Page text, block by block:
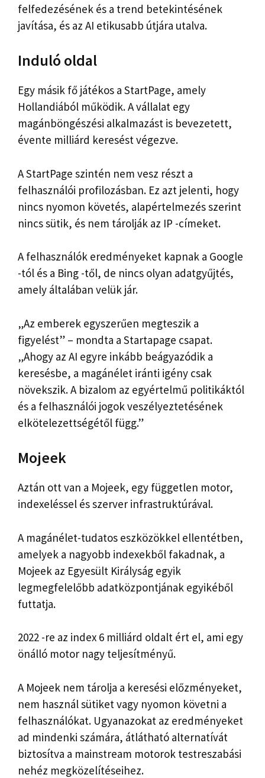
felfedezésének és a trend betekintésének
javítása, és az AI etikusabb útjára utalva.
Induló oldal
Egy másik fő játékos a StartPage, amely
Hollandiából működik. A vállalat egy
magánböngészési alkalmazást is bevezetett,
évente milliárd keresést végezve.
A StartPage szintén nem vesz részt a
felhasználói profilozásban. Ez azt jelenti, hogy
nincs nyomon követés, alapértelmezés szerint
nincs sütik, és nem tárolják az IP -címeket.
A felhasználók eredményeket kapnak a Google
-tól és a Bing -től, de nincs olyan adatgyűjtés,
amely általában velük jár.
„Az emberek egyszerűen megteszik a
figyelést” – mondta a Startapage csapat.
„Ahogy az AI egyre inkább beágyazódik a
keresésbe, a magánélet iránti igény csak
növekszik. A bizalom az egyértelmű politikáktól
és a felhasználói jogok veszélyeztetésének
elkötelezettségétől függ.”
Mojeek
Aztán ott van a Mojeek, egy független motor,
indexeléssel és szerver infrastruktúrával.
A magánélet-tudatos eszközökkel ellentétben,
amelyek a nagyobb indexekből fakadnak, a
Mojeek az Egyesült Királyság egyik
legmegfelelőbb adatközpontjának egyikéből
futtatja.
2022 -re az index 6 milliárd oldalt ért el, ami egy
önálló motor nagy teljesítményű.
A Mojeek nem tárolja a keresési előzményeket,
nem használ sütiket vagy nyomon követni a
felhasználókat. Ugyanazokat az eredményeket
ad mindenki számára, átlátható alternatívát
biztosítva a mainstream motorok testreszabási
nehéz megközelítéseihez.